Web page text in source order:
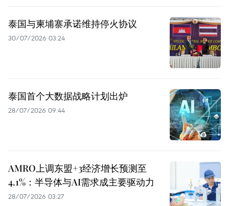
泰国与柬埔寨承诺维持停火协议
30/07/2026 03:24
泰国首个大数据战略计划出炉
28/07/2026 09:44
AMRO上调东盟+3经济增长预测至
4.1%：半导体与AI需求成主要驱动力
28/07/2026 03:27